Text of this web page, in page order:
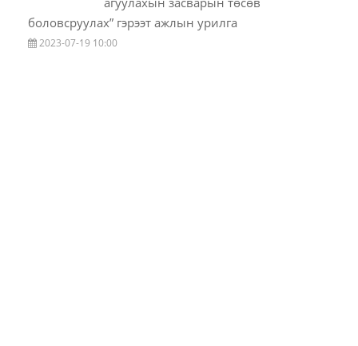
боловсруулах” гэрээт ажлын урилга
2023-07-19 10:00